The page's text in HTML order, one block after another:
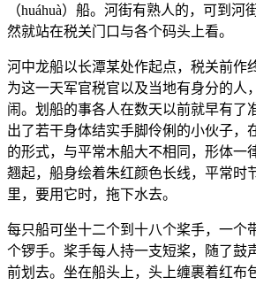
（huáhuà）船。河街有熟人的，可到
然就站在税关门口与各个码头上看。
河中龙船以长潭某处作起点，税关前作
为这一天军官税官以及当地有身分的人
闹。划船的事各人在数天以前就早有了
出了若干身体结实手脚伶俐的小伙子，
的形式，与平常木船大不相同，形体一
翘起，船身绘着朱红颜色长线，平常时
里，要用它时，拖下水去。
每只船可坐十二个到十八个桨手，一个
个锣手。桨手每人持一支短桨，随了鼓
前划去。坐在船头上，头上缠裹着红布